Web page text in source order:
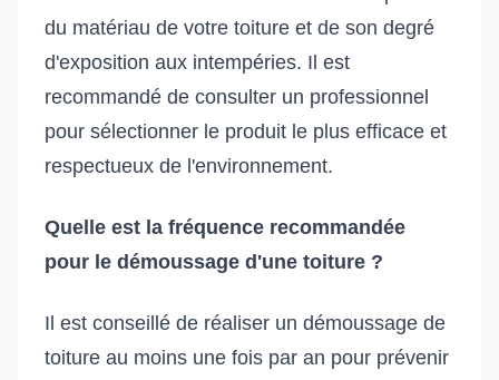
du matériau de votre toiture et de son degré
d'exposition aux intempéries. Il est
recommandé de consulter un professionnel
pour sélectionner le produit le plus efficace et
respectueux de l'environnement.
Quelle est la fréquence recommandée
pour le démoussage d'une toiture ?
Il est conseillé de réaliser un démoussage de
toiture au moins une fois par an pour prévenir